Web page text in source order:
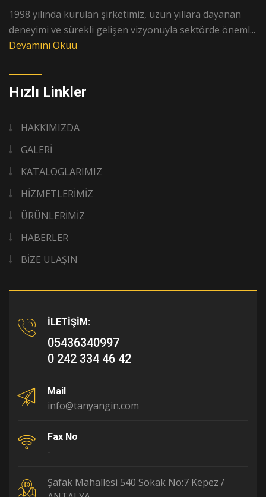
1998 yılında kurulan şirketimiz, uzun yıllara dayanan
deneyimi ve sürekli gelişen vizyonuyla sektörde öneml...
Devamını Okuu
Hızlı Linkler
HAKKIMIZDA
GALERİ
KATALOGLARIMIZ
HİZMETLERİMİZ
ÜRÜNLERİMİZ
HABERLER
BİZE ULAŞIN
İLETİŞİM:
05436340997
0 242 334 46 42
Mail
info@tanyangin.com
Fax No
-
Şafak Mahallesi 540 Sokak No:7 Kepez /